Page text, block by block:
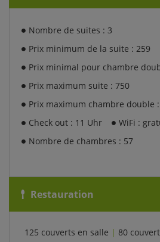
Nombre de suites : 3
Prix minimum de la suite : 259
Prix minimal pour chambre
Prix maximum suite : 750
Prix maximum chambre double
Check out : 11 Uhr
WiFi :
Nombre de chambres : 57
Restauration
125 couverts en salle | 80